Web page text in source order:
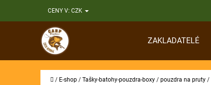
na
CENY V: CZK
ZAKLADATELÉ
Domů
/ E-shop / Tašky-batohy-pouzdra-boxy / pouzdra na pruty /
O
Í
Zpět
do
obchodu
Zpět
do
obchodu